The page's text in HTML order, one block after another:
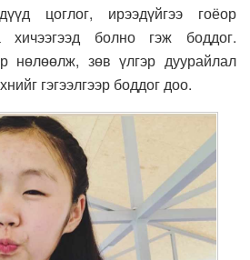
цоглог, ирээдүйгээ гоёор
хичээгээд болно гэж боддог.
нөлөөлж, зөв үлгэр дуурайлал
гэгээлгээр боддог доо.